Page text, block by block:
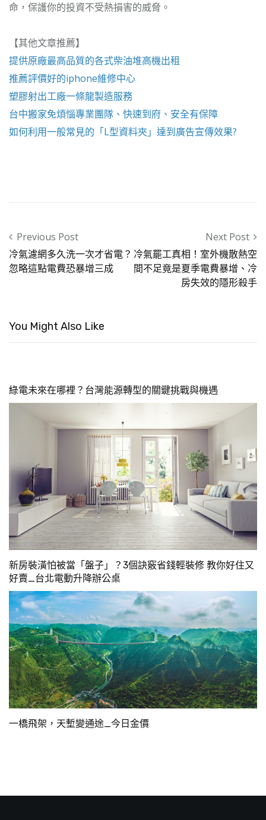
命，保護你的投資不受熱損害的威脅。
【其他文章推薦】
提供原廠最高品質的各式柴油堆高機出租
推薦評價好的iphone維修中心
塑膠射出工廠一條龍製造服務
台中搬家免煩惱專業團隊、快速到府、安全有保障
如何利用一般常見的「L型資料夾」達到廣告宣傳效果?
Post navigation
Previous Post
冷氣濾網多久洗一次才省電？
忽略這點電費恐暴增三成
Next Post
冷氣罷工真相！室外機散熱空
間不足竟是夏季電費暴增、冷
房失效的隱形殺手
You Might Also Like
綠電未來在哪裡？台灣能源轉型的關鍵挑戰與機遇
新房裝潢怕被當「盤子」？3個訣竅省錢輕裝修 教你好住又
好賣_台北電動升降辦公桌
一橋飛架，天塹變通途_今日金價